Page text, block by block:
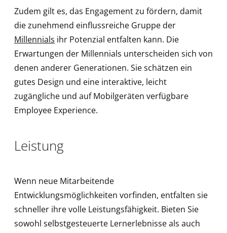
Zudem gilt es, das Engagement zu fördern, damit
die zunehmend einflussreiche Gruppe der
Millennials ihr Potenzial entfalten kann. Die
Erwartungen der Millennials unterscheiden sich von
denen anderer Generationen. Sie schätzen ein
gutes Design und eine interaktive, leicht
zugängliche und auf Mobilgeräten verfügbare
Employee Experience.
Leistung
Wenn neue Mitarbeitende
Entwicklungsmöglichkeiten vorfinden, entfalten sie
schneller ihre volle Leistungsfähigkeit. Bieten Sie
sowohl selbstgesteuerte Lernerlebnisse als auch